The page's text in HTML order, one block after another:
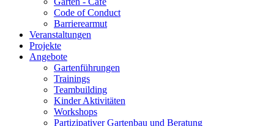
Code of Conduct
Barrierearmut
Veranstaltungen
Projekte
Angebote
Gartenführungen
Trainings
Teambuilding
Kinder Aktivitäten
Workshops
Partizipativer Gartenbau und Beratung